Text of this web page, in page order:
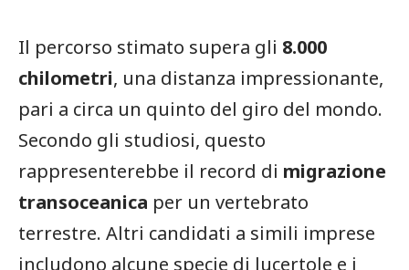
Il percorso stimato supera gli 8.000
chilometri, una distanza impressionante,
pari a circa un quinto del giro del mondo.
Secondo gli studiosi, questo
rappresenterebbe il record di migrazione
transoceanica per un vertebrato
terrestre. Altri candidati a simili imprese
includono alcune specie di lucertole e i